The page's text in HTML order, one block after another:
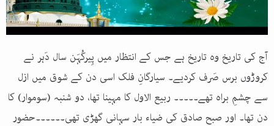
آج کی تاریخ وہ تاریخ ہے جس کے انتظار میں پِیرکُہَن سال دَہر نے
کروڑوں برس صَرف کردیے۔ سیارگانِ فلک اسی دن کے شوق میں ازل
سے چشمِ براہ تھے۔۔۔۔۔ ربیع الاول کا مہینا تھا، دو شنبہ (سوموار) کا
دن تھا۔ اور صبح صادق کی ضیاء بار سہانی گھڑی تھی۔۔۔۔۔۔حضور